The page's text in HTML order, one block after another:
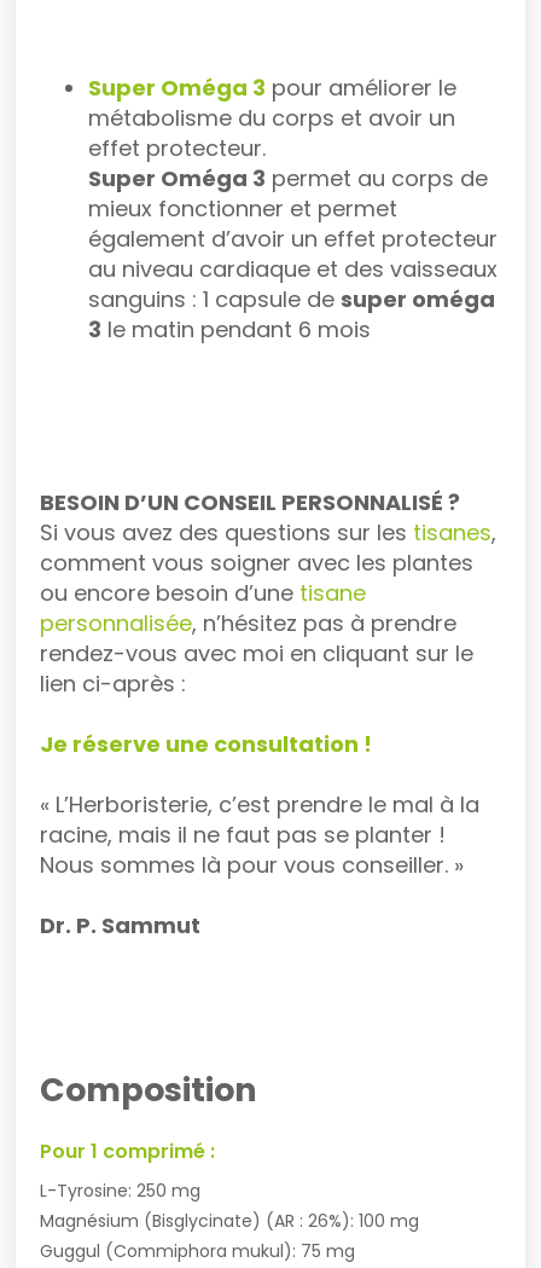
Super Oméga 3 pour améliorer le
métabolisme du corps et avoir un
effet protecteur.
Super Oméga 3 permet au corps de
mieux fonctionner et permet
également d’avoir un effet protecteur
au niveau cardiaque et des vaisseaux
sanguins : 1 capsule desuper oméga
3 le matin pendant 6 mois
BESOIN D’UN CONSEIL PERSONNALISÉ ?
Si vous avez des questions sur les tisanes,
comment vous soigner avec les plantes
ou encore besoin d’une tisane
personnalisée, n’hésitez pas à prendre
rendez-vous avec moi en cliquant sur le
lien ci-après :
Je réserve une consultation !
« L’Herboristerie, c’est prendre le mal à la
racine, mais il ne faut pas se planter !
Nous sommes là pour vous conseiller. »
Dr. P. Sammut
Composition
Pour 1 comprimé :
L-Tyrosine: 250 mg
Magnésium (Bisglycinate) (AR : 26%): 100 mg
Guggul (Commiphora mukul): 75 mg